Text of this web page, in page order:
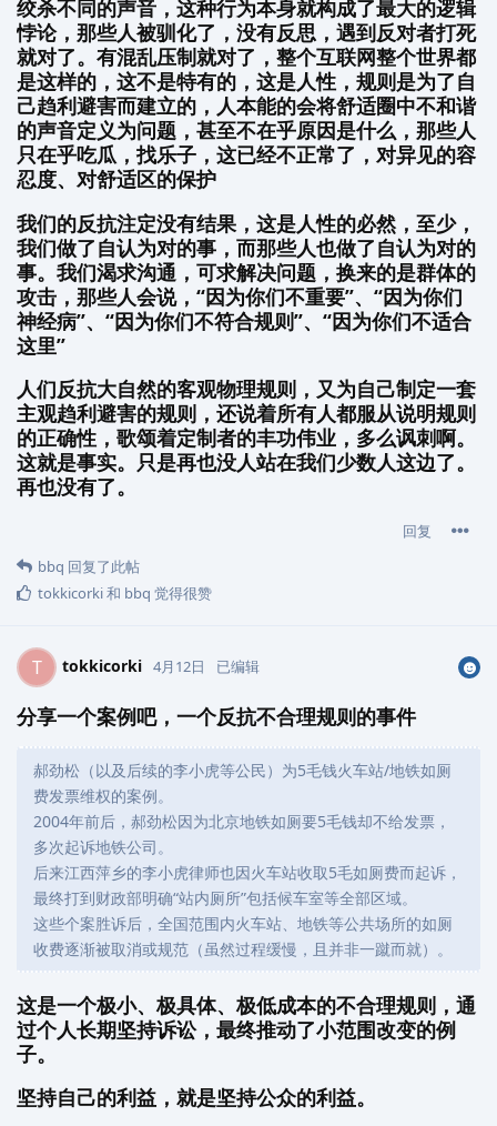
绞杀不同的声音，这种行为本身就构成了最大的逻辑
悖论，那些人被驯化了，没有反思，遇到反对者打死
就对了。有混乱压制就对了，整个互联网整个世界都
是这样的，这不是特有的，这是人性，规则是为了自
己趋利避害而建立的，人本能的会将舒适圈中不和谐
的声音定义为问题，甚至不在乎原因是什么，那些人
只在乎吃瓜，找乐子，这已经不正常了，对异见的容
忍度、对舒适区的保护
我们的反抗注定没有结果，这是人性的必然，至少，
我们做了自认为对的事，而那些人也做了自认为对的
事。我们渴求沟通，可求解决问题，换来的是群体的
攻击，那些人会说，“因为你们不重要”、“因为你们
神经病”、“因为你们不符合规则”、“因为你们不适合
这里”
人们反抗大自然的客观物理规则，又为自己制定一套
主观趋利避害的规则，还说着所有人都服从说明规则
的正确性，歌颂着定制者的丰功伟业，多么讽刺啊。
这就是事实。只是再也没人站在我们少数人这边了。
再也没有了。
回复
bbq 回复了此帖
tokkicorki和 bbq 觉得很赞
T tokkicorki 4月12日 已编辑
分享一个案例吧，一个反抗不合理规则的事件
郝劲松（以及后续的李小虎等公民）为5毛钱火车站/地铁如厕
费发票维权的案例。
2004年前后，郝劲松因为北京地铁如厕要5毛钱却不给发票，
多次起诉地铁公司。
后来江西萍乡的李小虎律师也因火车站收取5毛如厕费而起诉，
最终打到财政部明确“站内厕所”包括候车室等全部区域。
这些个案胜诉后，全国范围内火车站、地铁等公共场所的如厕
收费逐渐被取消或规范（虽然过程缓慢，且并非一蹴而就）。
这是一个极小、极具体、极低成本的不合理规则，通
过个人长期坚持诉讼，最终推动了小范围改变的例
子。
坚持自己的利益，就是坚持公众的利益。